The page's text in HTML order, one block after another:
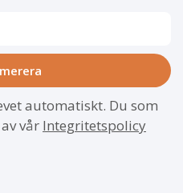
automatiskt. Du som
vår Integritetspolicy